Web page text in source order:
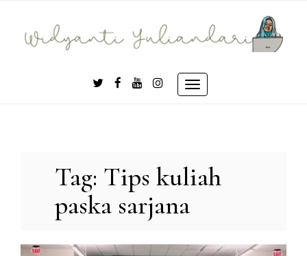
content
Toggle
Tag: Tips kuliah
paska sarjana